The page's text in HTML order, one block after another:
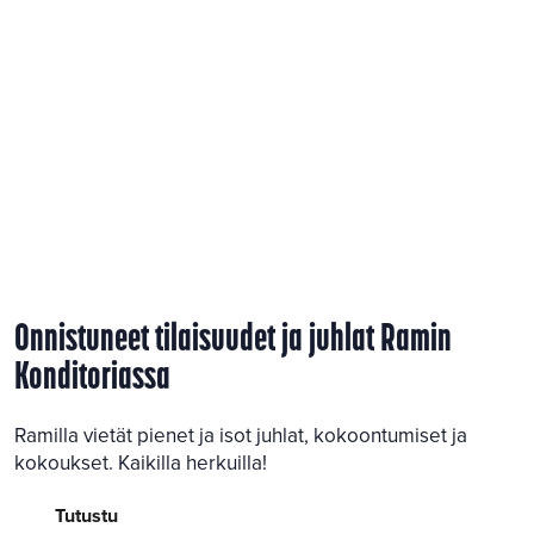
Onnistuneet tilaisuudet ja juhlat Ramin
Konditoriassa
Ramilla vietät pienet ja isot juhlat, kokoontumiset ja
kokoukset. Kaikilla herkuilla!
Kokoukset
Tutustu